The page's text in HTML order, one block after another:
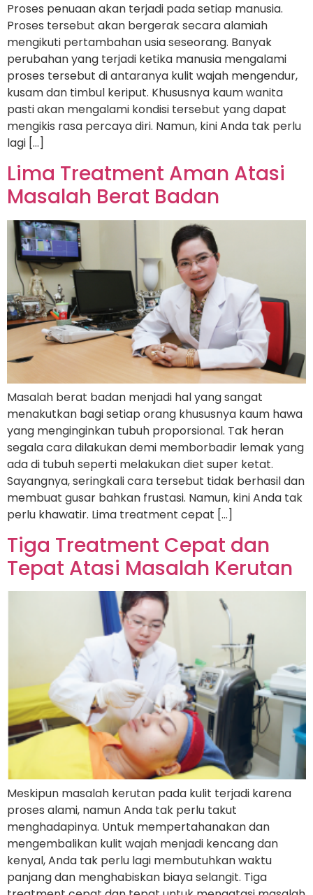
Proses penuaan akan terjadi pada setiap manusia.
Proses tersebut akan bergerak secara alamiah
mengikuti pertambahan usia seseorang. Banyak
perubahan yang terjadi ketika manusia mengalami
proses tersebut di antaranya kulit wajah mengendur,
kusam dan timbul keriput. Khususnya kaum wanita
pasti akan mengalami kondisi tersebut yang dapat
mengikis rasa percaya diri. Namun, kini Anda tak perlu
lagi […]
Lima Treatment Aman Atasi
Masalah Berat Badan
Masalah berat badan menjadi hal yang sangat
menakutkan bagi setiap orang khususnya kaum hawa
yang menginginkan tubuh proporsional. Tak heran
segala cara dilakukan demi memborbadir lemak yang
ada di tubuh seperti melakukan diet super ketat.
Sayangnya, seringkali cara tersebut tidak berhasil dan
membuat gusar bahkan frustasi. Namun, kini Anda tak
perlu khawatir. Lima treatment cepat […]
Tiga Treatment Cepat dan
Tepat Atasi Masalah Kerutan
Meskipun masalah kerutan pada kulit terjadi karena
proses alami, namun Anda tak perlu takut
menghadapinya. Untuk mempertahanakan dan
mengembalikan kulit wajah menjadi kencang dan
kenyal, Anda tak perlu lagi membutuhkan waktu
panjang dan menghabiskan biaya selangit. Tiga